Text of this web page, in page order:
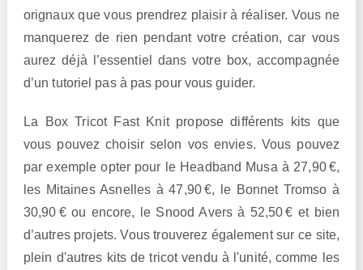
orignaux que vous prendrez plaisir à réaliser. Vous ne
manquerez de rien pendant votre création, car vous
aurez déjà l’essentiel dans votre box, accompagnée
d’un tutoriel pas à pas pour vous guider.
La Box Tricot Fast Knit propose différents kits que
vous pouvez choisir selon vos envies. Vous pouvez
par exemple opter pour le Headband Musa à 27,90 €,
les Mitaines Asnelles à 47,90 €, le Bonnet Tromso à
30,90 € ou encore, le Snood Avers à 52,50 € et bien
d’autres projets. Vous trouverez également sur ce site,
plein d'autres kits de tricot vendu à l'unité, comme les